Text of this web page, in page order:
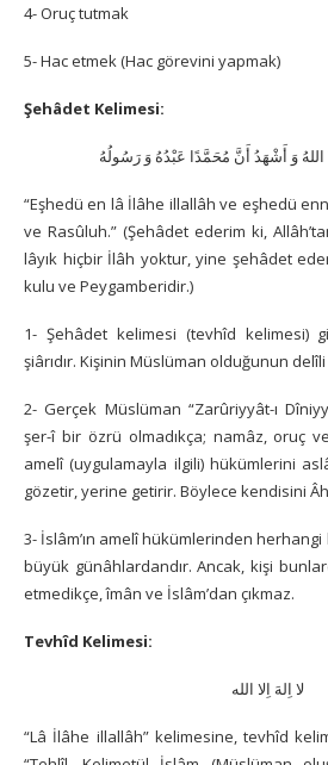
4- Oruç tutmak
5- Hac etmek (Hac görevini yapmak)
Şehâdet Kelimesi:
اللهُ وَ أَشْهَدُ أَنَّ مُحَمَّدًا عَبْدُهُ وَ رَسُولُهُ
“Eşhedü en lâ İlâhe illallâh ve eşhedü
ve Rasûluh.” (Şehâdet ederim ki,
lâyık hiçbir İlâh yoktur, yine şehâdet
kulu ve Peygamberidir.)
1- Şehâdet kelimesi (tevhîd kelimesi)
şiârıdır. Kişinin Müslüman olduğunun
2- Gerçek Müslüman “Zarûriyyât-ı
şer-î bir özrü olmadıkça; namâz, oruç
amelî (uygulamayla ilgili) hükümlerini
gözetir, yerine getirir. Böylece kendisini
3- İslâm’ın amelî hükümlerinden
büyük günâhlardandır. Ancak, kişi
etmedikçe, îmân ve İslâm’dan çıkmaz.
Tevhîd Kelimesi:
لا اِلهَ اِلا الله
“Lâ İlâhe illallâh” kelimesine, tevhîd